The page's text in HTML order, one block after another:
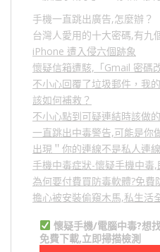
手機一直跳出廣告,怎麼辦？
台灣人愛用的十大密碼,有九
iPhone 遭入侵六個跡象
懷疑信箱遭駭,「Gmail 密碼
不小心回覆了垃圾郵件，我
該如何補救？
不小心點到可疑連結時該做
一直跳出中毒警告,可能是你
出現＂你的連線不是私人連
手機中毒症狀-懷疑手機中毒,
為何要付費買防毒軟體?免費
擔心被安裝偷窺木馬,私生活
懷疑手機/電腦中毒?想
免費下載,立即掃描檢測